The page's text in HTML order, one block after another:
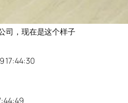
司，现在是这个样子
17:44:30